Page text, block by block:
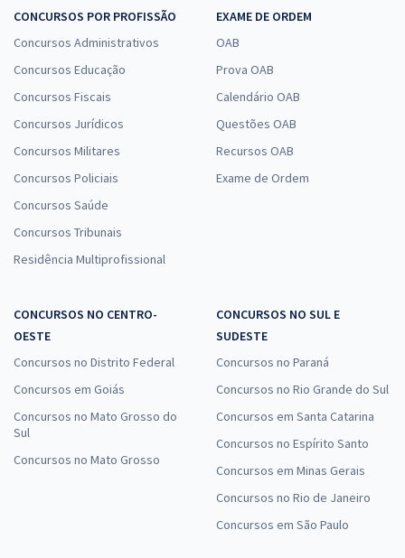
CONCURSOS POR PROFISSÃO
Concursos Administrativos
Concursos Educação
Concursos Fiscais
Concursos Jurídicos
Concursos Militares
Concursos Policiais
Concursos Saúde
Concursos Tribunais
Residência Multiprofissional
EXAME DE ORDEM
OAB
Prova OAB
Calendário OAB
Questões OAB
Recursos OAB
Exame de Ordem
CONCURSOS NO CENTRO-
OESTE
Concursos no Distrito Federal
Concursos em Goiás
Concursos no Mato Grosso do
Sul
Concursos no Mato Grosso
CONCURSOS NO SUL E
SUDESTE
Concursos no Paraná
Concursos no Rio Grande do Sul
Concursos em Santa Catarina
Concursos no Espírito Santo
Concursos em Minas Gerais
Concursos no Rio de Janeiro
Concursos em São Paulo